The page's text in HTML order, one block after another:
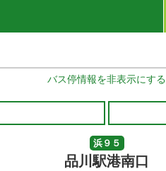
バス停情報を非表示にする
浜９５
品川駅港南口